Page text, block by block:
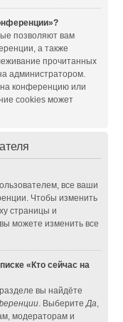
позволяют вам
а также
прочитанных
администратором.
конференцию или
cookies может
все ваши
Чтобы изменить
страницы и
можете изменить все
«Кто сейчас на
вы найдёте
. ВыберитеДа,
модераторам и